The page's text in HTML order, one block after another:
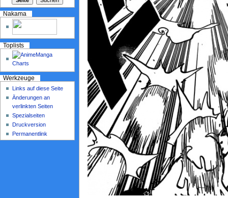
Nakama
Toplists
Werkzeuge
Links auf diese Seite
Änderungen an
verlinkten Seiten
Spezialseiten
Druckversion
Permanentlink